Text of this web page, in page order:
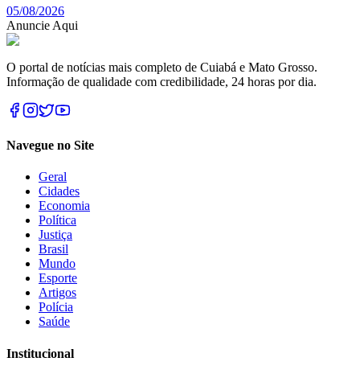
05/08/2026
Anuncie Aqui
O portal de notícias mais completo de Cuiabá e Mato Grosso.
Informação de qualidade com credibilidade, 24 horas por dia.
Navegue no Site
Geral
Cidades
Economia
Política
Justiça
Brasil
Mundo
Esporte
Artigos
Polícia
Saúde
Institucional